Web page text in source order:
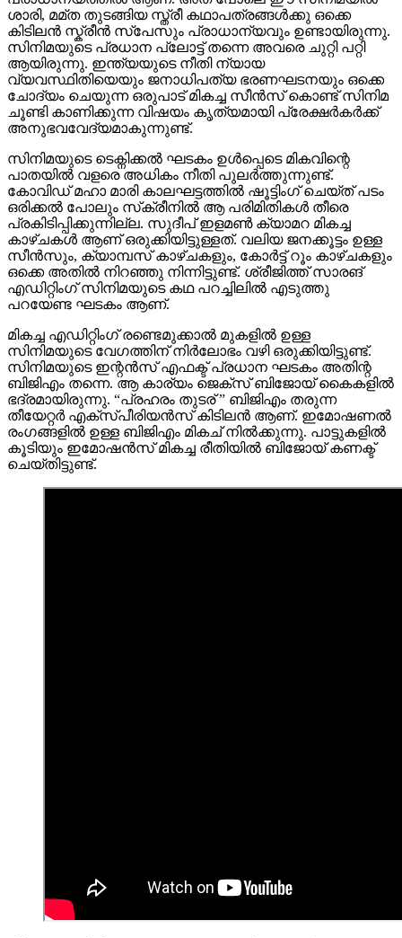
ശാരി, മമ്ത തുടങ്ങിയ സ്ത്രീ കഥാപത്രങ്ങൾക്കു ഒക്കെ
കിടിലൻ സ്ക്രീൻ സ്പേസും പ്രാധാന്യവും ഉണ്ടായിരുന്നു.
സിനിമയുടെ പ്രധാന പ്ലോട്ട് തന്നെ അവരെ ചുറ്റി പറ്റി
ആയിരുന്നു. ഇന്ത്യയുടെ നീതി ന്യായ
വ്യവസ്ഥിതിയെയും ജനാധിപത്യ ഭരണഘടനയും ഒക്കെ
ചോദ്യം ചെയുന്ന ഒരുപാട് മികച്ച സീൻസ് കൊണ്ട് സിനിമ
ചൂണ്ടി കാണിക്കുന്ന വിഷയം കൃത്യമായി പ്രേക്ഷർകര്‍ക്ക്
അനുഭവവേദ്യമാകുന്നുണ്ട്.
സിനിമയുടെ ടെക്നിക്കൽ ഘടകം ഉൾപ്പെടെ മികവിന്റെ
പാതയിൽ വളരെ അധികം നീതി പുലർത്തുന്നുണ്ട്.
കോവിഡ് മഹാ മാരി കാലഘട്ടത്തിൽ ഷൂട്ടിംഗ് ചെയ്ത് പടം
ഒരിക്കൽ പോലും സ്‌ക്രീനിൽ ആ പരിമിതികള്‍ തീരെ
പ്രകിടിപ്പിക്കുന്നില്ല. സുദീപ് ഇളമൺ ക്യാമറ മികച്ച
കാഴ്ചകൾ ആണ് ഒരുക്കിയിട്ടുള്ളത്. വലിയ ജനക്കൂട്ടം ഉള്ള
സീൻസും, ക്യാമ്പസ്‌ കാഴ്ചകളും, കോർട്ട് റൂം കാഴ്ചകളും
ഒക്കെ അതിൽ നിറഞ്ഞു നിന്നിട്ടുണ്ട്. ശ്രീജിത്ത്‌ സാരങ്
എഡിറ്റിംഗ് സിനിമയുടെ കഥ പറച്ചിലിൽ എടുത്തു
പറയേണ്ട ഘടകം ആണ്.
മികച്ച എഡിറ്റിംഗ് രണ്ടെമുക്കാൽ മുകളിൽ ഉള്ള
സിനിമയുടെ വേഗത്തിന് നിർലോഭം വഴി ഒരുക്കിയിട്ടുണ്ട്.
സിനിമയുടെ ഇന്റൻസ് എഫക്ട് പ്രധാന ഘടകം അതിന്റ
ബിജിഎം തന്നെ. ആ കാര്യം ജെക്‌സ്‌ ബിജോയ്‌ കൈകളിൽ
ഭദ്രമായിരുന്നു. “പ്രഹരം തുടര് ” ബിജിഎം തരുന്ന
തീയേറ്റർ എക്സ്പീരിയൻസ് കിടിലൻ ആണ്. ഇമോഷണൽ
രംഗങ്ങളിൽ ഉള്ള ബിജിഎം മികച് നില്‍ക്കുന്നു. പാട്ടുകളിൽ
കൂടിയും ഇമോഷൻസ് മികച്ച രീതിയിൽ ബിജോയ്‌ കണക്ട്
ചെയ്തിട്ടുണ്ട്.